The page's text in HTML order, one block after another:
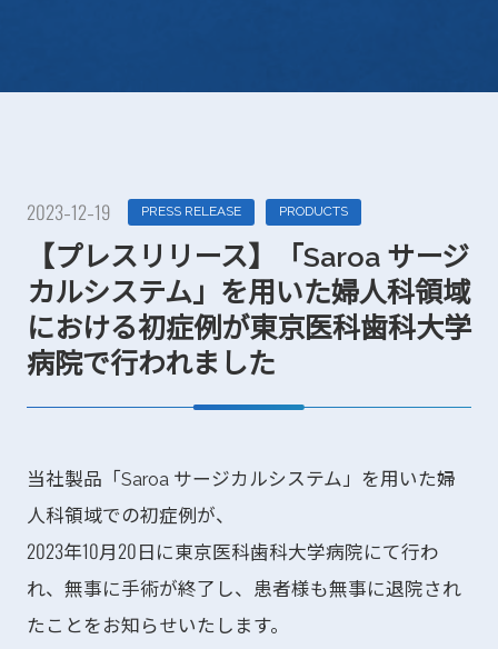
2023-12-19 PRESS RELEASE PRODUCTS
【プレスリリース】「Saroa サージ
カルシステム」を用いた婦人科領域
における初症例が東京医科歯科大学
病院で行われました
当社製品「Saroa サージカルシステム」を用いた婦
人科領域での初症例が、
2023年10月20日に東京医科歯科大学病院にて行わ
れ、無事に手術が終了し、患者様も無事に退院され
たことをお知らせいたします。